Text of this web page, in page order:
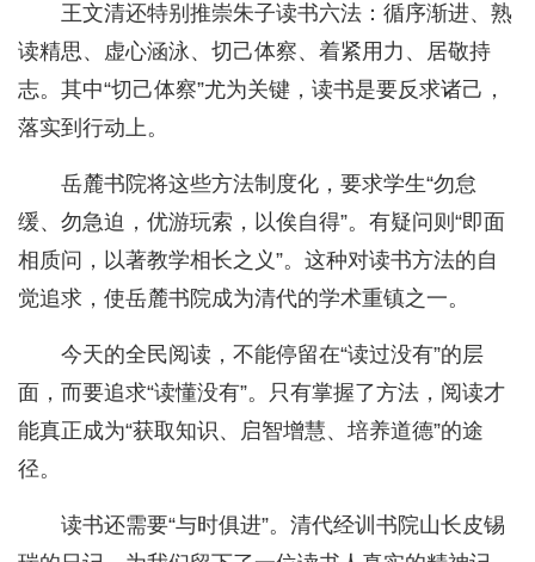
王文清还特别推崇朱子读书六法：循序渐进、熟
读精思、虚心涵泳、切己体察、着紧用力、居敬持
志。其中“切己体察”尤为关键，读书是要反求诸己，
落实到行动上。
岳麓书院将这些方法制度化，要求学生“勿怠
缓、勿急迫，优游玩索，以俟自得”。有疑问则“即面
相质问，以著教学相长之义”。这种对读书方法的自
觉追求，使岳麓书院成为清代的学术重镇之一。
今天的全民阅读，不能停留在“读过没有”的层
面，而要追求“读懂没有”。只有掌握了方法，阅读才
能真正成为“获取知识、启智增慧、培养道德”的途
径。
读书还需要“与时俱进”。清代经训书院山长皮锡